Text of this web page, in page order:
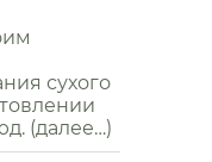
сухого
(далее…)